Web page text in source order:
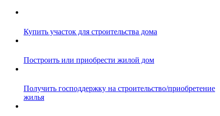
Купить участок для строительства дома
Построить или приобрести жилой дом
Получить господдержку на строительство/приобретение
жилья